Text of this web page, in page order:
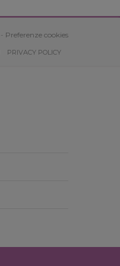
- Preferenze cookies
PRIVACY POLICY